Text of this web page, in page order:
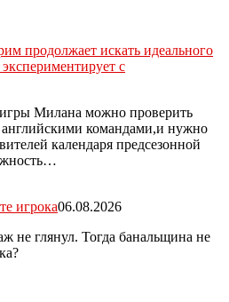
продолжает искать идеального
с
Милана можно проверить
английскими командами,и нужно
календаря предсезонной
игрока06.08.2026
не глянул. Тогда банальщина не